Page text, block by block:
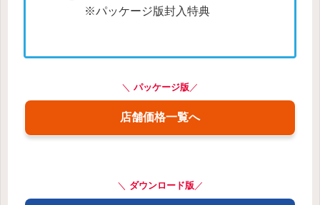
※パッケージ版封入特典
＼ パッケージ版／
店舗価格一覧へ
＼ ダウンロード版／